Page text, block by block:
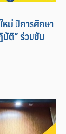
ม่ ปีการศึกษา
ติ” ร่วมขับ